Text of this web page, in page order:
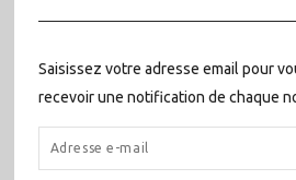
Saisissez votre adresse email pour
recevoir une notification de chaque
ADRESSE
E-